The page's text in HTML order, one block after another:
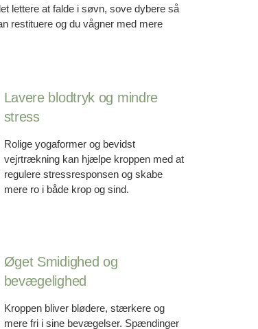
lettere at falde i søvn, sove dybere så
restituere og du vågner med mere
Lavere blodtryk og mindre
stress
Rolige yogaformer og bevidst
vejrtrækning kan hjælpe kroppen med at
regulere stressresponsen og skabe
mere ro i både krop og sind.
Øget Smidighed og
bevægelighed
Kroppen bliver blødere, stærkere og
mere fri i sine bevægelser. Spændinger